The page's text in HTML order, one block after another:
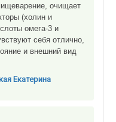
очищает
(холин и
омега-3 и
себя отлично,
и внешний вид
Екатерина